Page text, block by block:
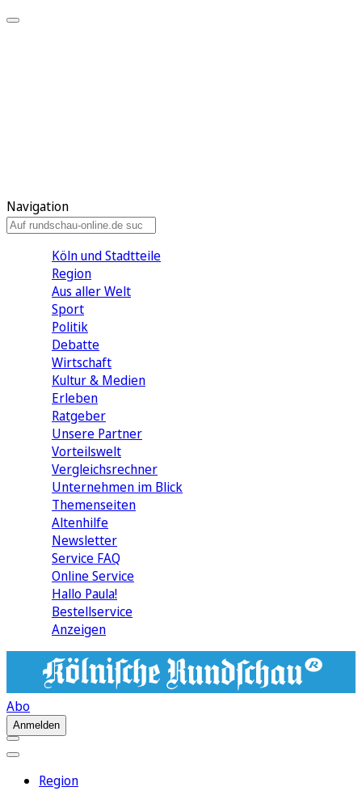
Navigation
Köln und Stadtteile
Region
Aus aller Welt
Sport
Politik
Debatte
Wirtschaft
Kultur & Medien
Erleben
Ratgeber
Unsere Partner
Vorteilswelt
Vergleichsrechner
Unternehmen im Blick
Themenseiten
Altenhilfe
Newsletter
Service FAQ
Online Service
Hallo Paula!
Bestellservice
Anzeigen
Abo
Anmelden
Region